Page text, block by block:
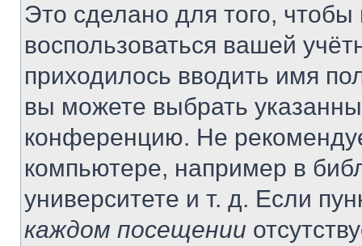
Это сделано для того, чтобы
воспользоваться вашей
приходилось вводить имя
вы можете выбрать
конференцию. Не
компьютере, например в
университете и т. д. Если
каждом посещении